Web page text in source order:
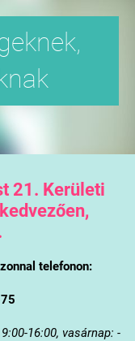
21. Kerületi
telefonon:
16:00, vasárnap: -